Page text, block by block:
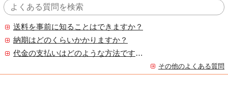
送料を事前に知ることはできますか？
納期はどのくらいかかりますか？
代金の支払いはどのような方法ですか？
その他のよくある質問